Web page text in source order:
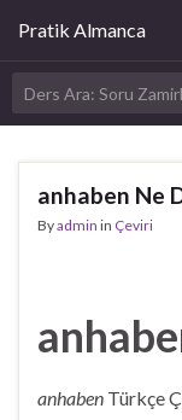
Pratik Almanca
anhaben Ne
Byadmin in Çeviri
anhaben Türkçe